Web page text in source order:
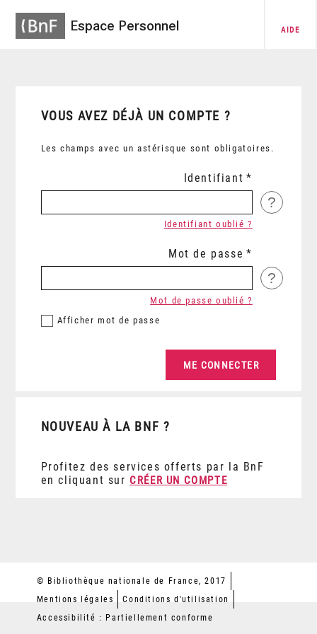
Espace Personnel AIDE
VOUS AVEZ DÉJÀ UN COMPTE ?
Les champs avec un astérisque sont obligatoires.
Identifiant
?
Identifiant oublié ?
Mot de passe
?
Afficher mot de passe
Mot de passe oublié ?
NOUVEAU À LA BNF ?
Profitez des services offerts par la BnF
en cliquant sur CRÉER UN COMPTE
© Bibliothèque nationale de France, 2017
Mentions légales
Conditions d'utilisation
Accessibilité : Partiellement conforme